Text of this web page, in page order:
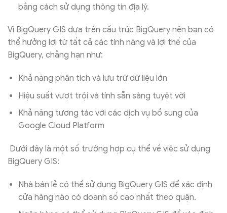
bằng cách sử dụng thông tin địa lý.
Vì BigQuery GIS dựa trên cấu trúc BigQuery nên bạn có
thể hưởng lợi từ tất cả các tính năng và lợi thế của
BigQuery, chẳng hạn như:
Khả năng phân tích và lưu trữ dữ liệu lớn
Hiệu suất vượt trội và tính sẵn sàng tuyệt vời
Khả năng tương tác với các dịch vụ bổ sung của
Google Cloud Platform
Dưới đây là một số trường hợp cụ thể về việc sử dụng
BigQuery GIS:
Nhà bán lẻ có thể sử dụng BigQuery GIS để xác định
cửa hàng nào có doanh số cao nhất theo quận.